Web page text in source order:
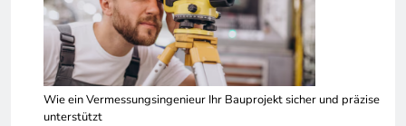
Wie ein Vermessungsingenieur Ihr Bauprojekt sicher und präzise
unterstützt